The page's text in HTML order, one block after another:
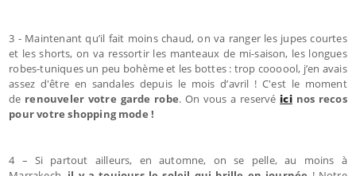
3 - Maintenant qu’il fait moins chaud, on va ranger les jupes courtes
et les shorts, on va ressortir les manteaux de mi-saison, les longues
robes-tuniques un peu bohème et les bottes : trop coooool, j’en avais
assez d'être en sandales depuis le mois d’avril ! C'est le moment
de renouveler votre garde robe. On vous a reservé icinos recos
pour votre shopping mode !
4 – Si partout ailleurs, en automne, on se pelle, au moins à